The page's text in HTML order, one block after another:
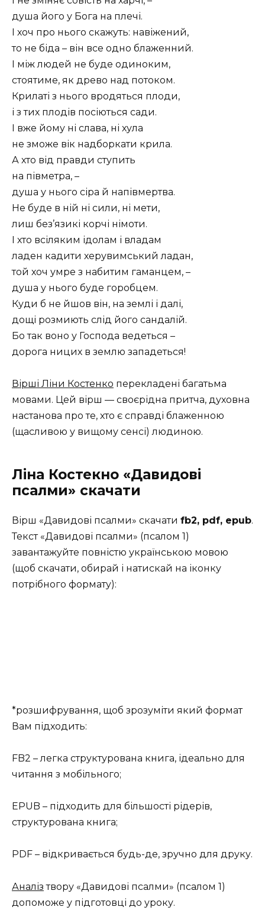
душа його у Бога на плечі.
І хоч про нього скажуть: навіжений,
то не біда – він все одно блаженний.
І між людей не буде одиноким,
стоятиме, як древо над потоком.
Крилаті з нього вродяться плоди,
і з тих плодів посіються сади.
І вже йому ні слава, ні хула
не зможе вік надборкати крила.
А хто від правди ступить
на півметра, –
душа у нього сіра й напівмертва.
Не буде в ній ні сили, ні мети,
лиш без’язикі корчі німоти.
І хто всіляким ідолам і владам
ладен кадити херувимський ладан,
той хоч умре з набитим гаманцем, –
душа у нього буде горобцем.
Куди б не йшов він, на землі і далі,
дощі розмиють слід його сандалій.
Бо так воно у Господа ведеться –
дорога ницих в землю западеться!
Вірші Ліни Костенко перекладені багатьма
мовами. Цей вірш — своєрідна притча, духовна
настанова про те, хто є справді блаженною
(щасливою у вищому сенсі) людиною.
Ліна Костекно «Давидові
псалми» скачати
Вірш «Давидові псалми» скачати fb2, pdf, epub.
Текст «Давидові псалми» (псалом 1)
завантажуйте повністю українською мовою
(щоб скачати, обирай і натискай на іконку
потрібного формату):
*розшифрування, щоб зрозуміти який формат
Вам підходить:
FB2 – легка структурована книга, ідеально для
читання з мобільного;
EPUB – підходить для більшості рідерів,
структурована книга;
PDF – відкривається будь-де, зручно для друку.
Аналіз твору «Давидові псалми» (псалом 1)
допоможе у підготовці до уроку.